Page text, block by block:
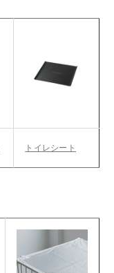
トイレシート